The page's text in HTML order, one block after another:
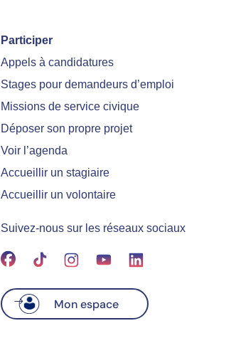
Participer
Appels à candidatures
Stages pour demandeurs d’emploi
Missions de service civique
Déposer son propre projet
Voir l’agenda
Accueillir un stagiaire
Accueillir un volontaire
Suivez-nous sur les réseaux sociaux
Mon espace